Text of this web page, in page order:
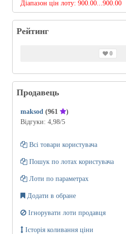
Діапазон цін лоту: 900.00...900.00
Рейтинг
0
Продавець
maksod (961
)
Відгуки: 4,98/5
Всі товари користувача
Пошук по лотах користувача
Лоти по параметрах
Додати в обране
Ігнорувати лоти продавця
Історія коливання ціни